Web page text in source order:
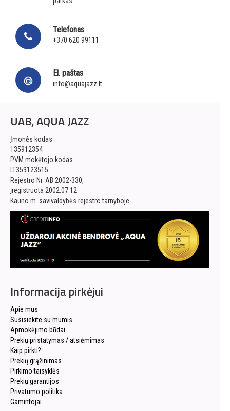
Telefonas
+370 620 99111
El. paštas
info@aquajazz.lt
UAB, AQUA JAZZ
Įmonės kodas
135912354
PVM mokėtojo kodas
LT359123515
Rejestro Nr. AB 2002-330,
įregistruota 2002.07.12
Kauno m. savivaldybės rejestro tarnyboje
Informacija pirkėjui
Apie mus
Susisiekite su mumis
Apmokėjimo būdai
Prekių pristatymas / atsiėmimas
Kaip pirkti?
Prekių grąžinimas
Pirkimo taisyklės
Prekių garantijos
Privatumo politika
Gamintojai